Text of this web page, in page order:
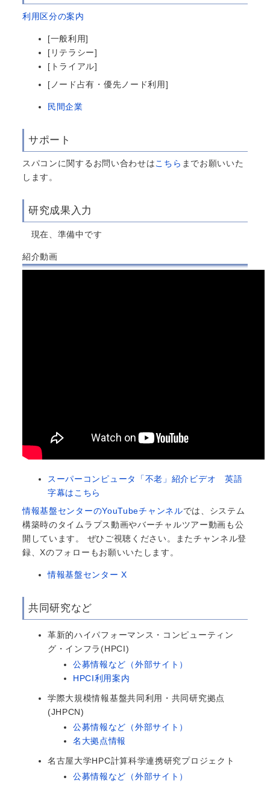
利用区分の案内
[一般利用]
[リテラシー]
[トライアル]
[ノード占有・優先ノード利用]
民間企業
サポート
スパコンに関するお問い合わせはこちら までお願いいた
します。
研究成果入力
現在、準備中です
紹介動画
スーパーコンピュータ「不老」紹介ビデオ 英語
字幕はこちら
情報基盤センターのYouTubeチャンネルでは、システム
構築時のタイムラプス動画やバーチャルツアー動画も公
開しています。 ぜひご視聴ください。またチャンネル登
録、Xのフォローもお願いいたします。
情報基盤センター X
共同研究など
革新的ハイパフォーマンス・コンピューティン
グ・インフラ(HPCI)
公募情報など（外部サイト）
HPCI利用案内
学際大規模情報基盤共同利用・共同研究拠点
(JHPCN)
公募情報など（外部サイト）
名大拠点情報
名古屋大学HPC計算科学連携研究プロジェクト
公募情報など（外部サイト）